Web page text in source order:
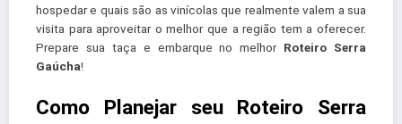
hospedar e quais são as vinícolas que realmente valem a sua
visita para aproveitar o melhor que a região tem a oferecer.
Prepare sua taça e embarque no melhor Roteiro Serra
Gaúcha!
Como Planejar seu Roteiro Serra